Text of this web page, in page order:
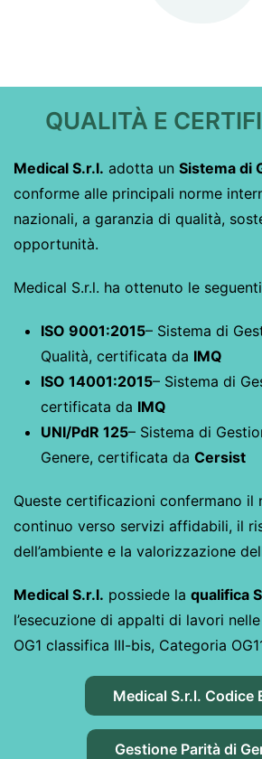
QUALITÀ E
Medical S.r.l. adotta un Sistema di
conforme alle principali norme
nazionali, a garanzia di qualità,
opportunità.
Medical S.r.l. ha ottenuto le
ISO 9001:2015– Sistema di
Qualità, certificata da IMQ
ISO 14001:2015– Sistema di
certificata da IMQ
UNI/PdR 125– Sistema di
Genere, certificata da Cersist
Queste certificazioni confermano il
continuo verso servizi affidabili, il
dell’ambiente e la valorizzazione
Medical S.r.l. possiede la qualifica
l’esecuzione di appalti di lavori
OG1 classifica III-bis, Categoria
Medical S.r.l. Codice
Gestione Parità di